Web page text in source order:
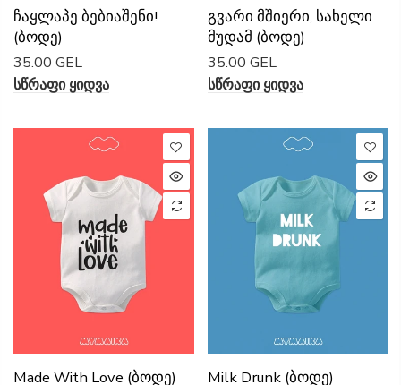
Ჩაყლაპე Ბებიაშენი!
(ბოდე)
35.00 GEL
Სწრაფი Ყიდვა
Გვარი Მშიერი, Სახელი
Მუდამ (ბოდე)
35.00 GEL
Სწრაფი Ყიდვა
Made With Love (ბოდე) Milk Drunk (ბოდე)